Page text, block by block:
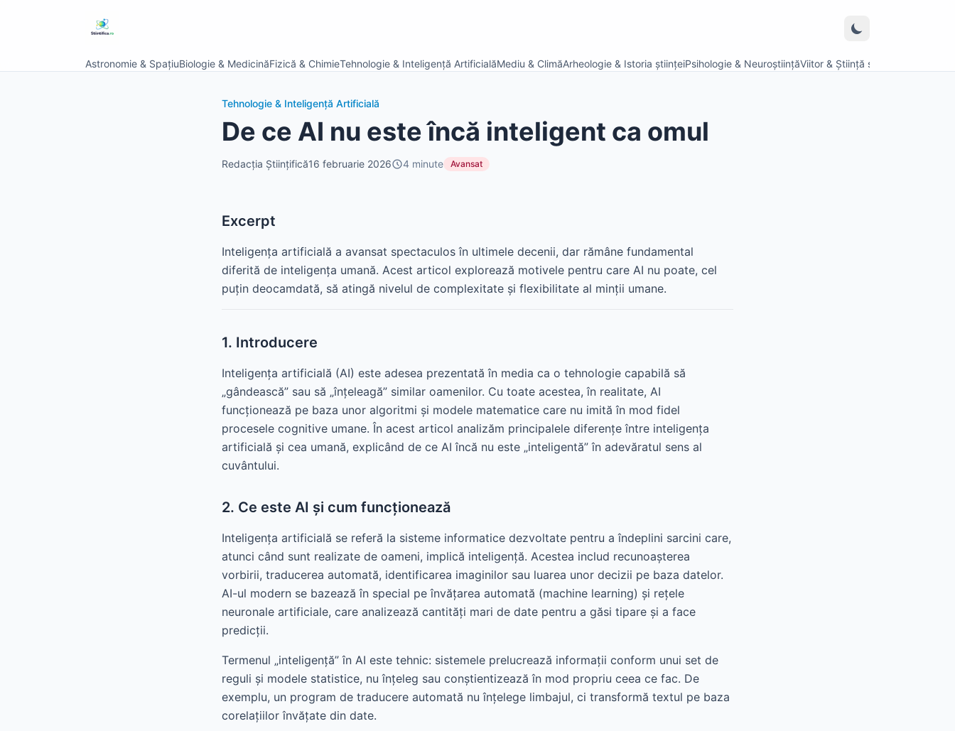
Astronomie & SpațiuBiologie & MedicinăFizică & ChimieTehnologie & Inteligență ArtificialăMediu & ClimăArheologie & Istoria științeiPsihologie & NeuroștiințăViitor & Știință speculativă
Tehnologie & Inteligență Artificială
De ce AI nu este încă inteligent ca omul
Redacția Științifică16 februarie 2026 4 minute Avansat
Excerpt
Inteligența artificială a avansat spectaculos în ultimele decenii, dar rămâne fundamental
diferită de inteligența umană. Acest articol explorează motivele pentru care AI nu poate, cel
puțin deocamdată, să atingă nivelul de complexitate și flexibilitate al minții umane.
1. Introducere
Inteligența artificială (AI) este adesea prezentată în media ca o tehnologie capabilă să
„gândească” sau să „înțeleagă” similar oamenilor. Cu toate acestea, în realitate, AI
funcționează pe baza unor algoritmi și modele matematice care nu imită în mod fidel
procesele cognitive umane. În acest articol analizăm principalele diferențe între inteligența
artificială și cea umană, explicând de ce AI încă nu este „inteligentă” în adevăratul sens al
cuvântului.
2. Ce este AI și cum funcționează
Inteligența artificială se referă la sisteme informatice dezvoltate pentru a îndeplini sarcini care,
atunci când sunt realizate de oameni, implică inteligență. Acestea includ recunoașterea
vorbirii, traducerea automată, identificarea imaginilor sau luarea unor decizii pe baza datelor.
AI-ul modern se bazează în special pe învățarea automată (machine learning) și rețele
neuronale artificiale, care analizează cantități mari de date pentru a găsi tipare și a face
predicții.
Termenul „inteligență” în AI este tehnic: sistemele prelucrează informații conform unui set de
reguli și modele statistice, nu înțeleg sau conștientizează în mod propriu ceea ce fac. De
exemplu, un program de traducere automată nu înțelege limbajul, ci transformă textul pe baza
corelațiilor învățate din date.